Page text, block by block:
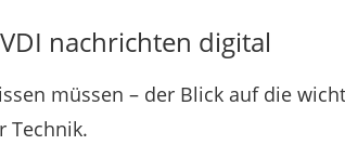
nachrichten digital
müssen – der Blick auf die
Technik.